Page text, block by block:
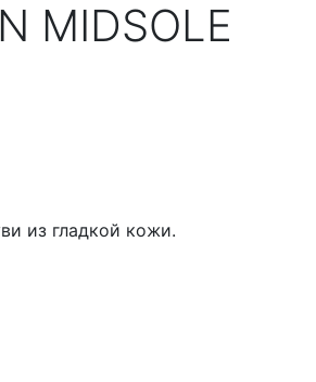
MIDSOLE
из гладкой кожи.